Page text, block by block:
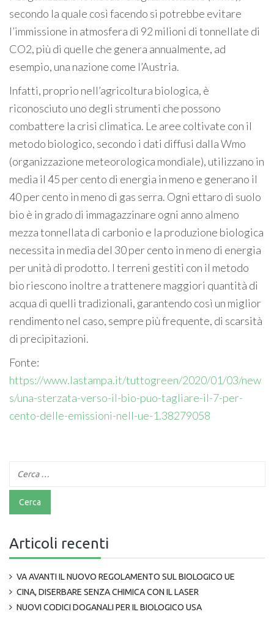
secondo la quale così facendo si potrebbe evitare
l’immissione in atmosfera di 92 milioni di tonnellate di
CO2, più di quelle che genera annualmente, ad
esempio, una nazione come l’Austria.
Infatti, proprio nell’agricoltura biologica, è
riconosciuto uno degli strumenti che possono
combattere la crisi climatica. Le aree coltivate con il
metodo biologico, secondo i dati diffusi dalla Wmo
(organizzazione meteorologica mondiale), utilizzano in
media il 45 per cento di energia in meno e generano il
40 per cento in meno di gas serra. Ogni ettaro di suolo
bio è in grado di immagazzinare ogni anno almeno
mezza tonnellata di carbonio e la produzione biologica
necessita in media del 30 per cento in meno di energia
per unità di prodotto. I terreni gestiti con il metodo
bio riescono inoltre a trattenere maggiori quantità di
acqua di quelli tradizionali, garantendo così un miglior
rendimento nel caso, sempre più frequente, di scarsità
di precipitazioni.
Fonte:
https://www.lastampa.it/tuttogreen/2020/01/03/new
s/una-sterzata-verso-il-bio-puo-tagliare-il-7-per-
cento-delle-emissioni-nell-ue-1.38279058
Articoli recenti
VA AVANTI IL NUOVO REGOLAMENTO SUL BIOLOGICO UE
CINA, DISERBARE SENZA CHIMICA CON IL LASER
NUOVI CODICI DOGANALI PER IL BIOLOGICO USA